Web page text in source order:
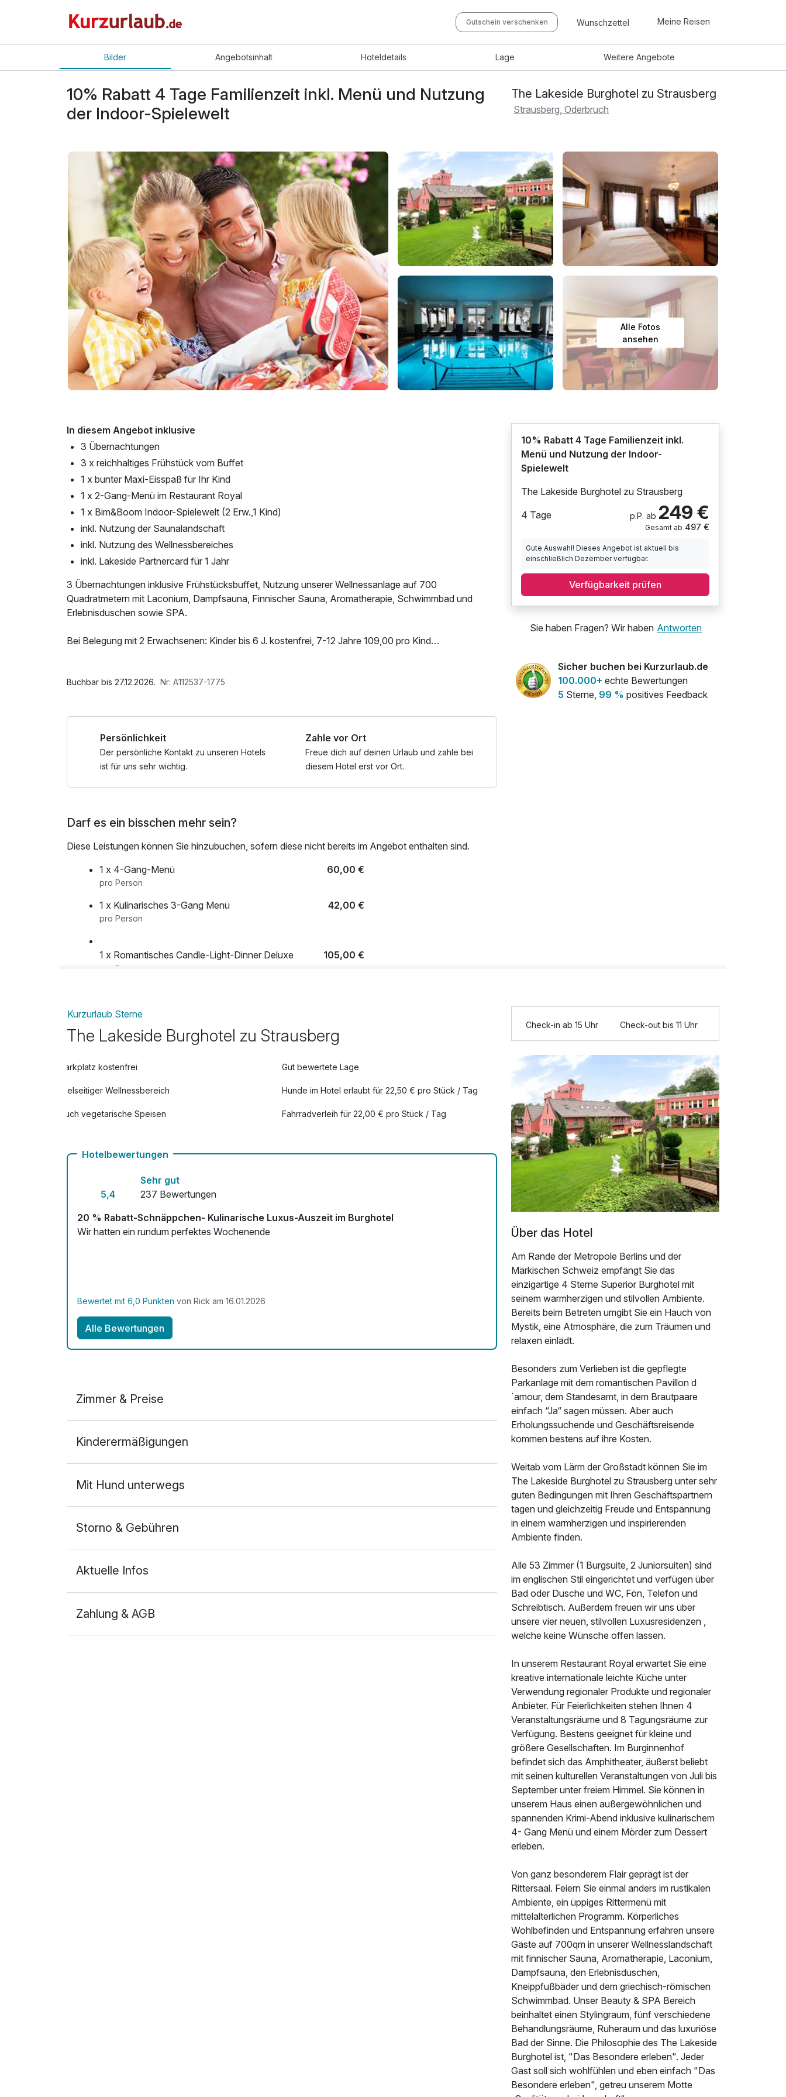
Gutschein verschenken Wunschzettel Meine Reisen
Bilder Angebotsinhalt Hoteldetails Lage WeitereAngebote
10% Rabatt 4 Tage Familienzeit inkl. Menü und Nutzung
der Indoor-Spielewelt
The Lakeside Burghotel zu Strausberg
Strausberg, Oderbruch
Alle Fotos
ansehen
In diesem Angebot inklusive
3 Übernachtungen
3 x reichhaltiges Frühstück vom Buffet
1 x bunter Maxi-Eisspaß für Ihr Kind
1 x 2-Gang-Menü im Restaurant Royal
1 x Bim&Boom Indoor-Spielewelt (2 Erw.,1 Kind)
inkl. Nutzung der Saunalandschaft
inkl. Nutzung des Wellnessbereiches
inkl. Lakeside Partnercard für 1 Jahr
3 Übernachtungen inklusive Frühstücksbuffet, Nutzung unserer Wellnessanlage auf 700
Quadratmetern mit Laconium, Dampfsauna, Finnischer Sauna, Aromatherapie, Schwimmbad und
Erlebnisduschen sowie SPA.
Bei Belegung mit 2 Erwachsenen: Kinder bis 6 J. kostenfrei, 7-12 Jahre 109,00 pro Kind
Rezeption wird sich diesbezüglich mit Ihnen in Verbindung setzen.
Liebe Gäste, möchten Sie Termine für Wellness-Behandlungen individuell abstimmen, so bitten wir um
eine kurze Kontaktaufnahme per Mail oder Telefonisch.
Saunabenutzung, Saunatuch, Leihbademantel, Parkplatz, Nutzung des Wellnessbereichs, W-LAN
Buchbar bis 27.12.2026. Nr: A112537-1775
Persönlichkeit
Der persönliche Kontakt zu unseren Hotels
ist für uns sehr wichtig.
Zahle vor Ort
Freue dich auf deinen Urlaub und zahle bei
diesem Hotel erst vor Ort.
Darf es ein bisschen mehr sein?
Diese Leistungen können Sie hinzubuchen, sofern diese nicht bereits im Angebot enthalten sind.
1 x 4-Gang-Menü
60,00 €
pro Person
1 x Kulinarisches 3-Gang Menü 42,00 €
pro Person
1 x Romantisches Candle-Light-Dinner Deluxe 105,00 €
pro Person
Fahrrad 22,00 €
Fußmassage
pro Person (30 Minuten)
Rückenmassage
pro Person (25 Minuten)
10% Rabatt 4 Tage Familienzeit inkl.
Menü und Nutzung der Indoor-
Spielewelt
The Lakeside Burghotel zu Strausberg
4 Tage
p.P. ab 249 €
Gesamt ab 497 €
Gute Auswahl! Dieses Angebot ist aktuell bis
einschließlich Dezember verfügbar.
Verfügbarkeit prüfen
Sie haben Fragen? Wir haben Antworten
Sicher buchen bei Kurzurlaub.de
100.000+ echte Bewertungen
5 Sterne, 99 % positives Feedback
Kurzurlaub Sterne
The Lakeside Burghotel zu Strausberg
Parkplatz kostenfrei Gut bewertete Lage
Vielseitiger Wellnessbereich Hunde im Hotel erlaubt für 22,50 € pro Stück / Tag
Auch vegetarische Speisen Fahrradverleih für 22,00 € pro Stück / Tag
Mit Hotelbar
Hotelbewertungen
5,4
Sehr gut
237 Bewertungen
20 % Rabatt-Schnäppchen- Kulinarische Luxus-Auszeit im Burghotel
Wir hatten ein rundum perfektes Wochenende
Bewertet mit 6,0 Punkten von Rick am 16.01.2026
Alle Bewertungen
Zimmer & Preise
2 Erwachsene und 2 Kinder
Kinderermäßigungen
Mit Hund unterwegs
Storno & Gebühren
Aktuelle Infos
Zahlung & AGB
Check-in ab 15 Uhr Check-out bis 11 Uhr
Über das Hotel
Am Rande der Metropole Berlins und der
Märkischen Schweiz empfängt Sie das
einzigartige 4 Sterne Superior Burghotel mit
seinem warmherzigen und stilvollen Ambiente.
Bereits beim Betreten umgibt Sie ein Hauch von
Mystik, eine Atmosphäre, die zum Träumen und
relaxen einlädt.
Besonders zum Verlieben ist die gepflegte
Parkanlage mit dem romantischen Pavillon d
´amour, dem Standesamt, in dem Brautpaare
einfach “Ja“ sagen müssen. Aber auch
Erholungssuchende und Geschäftsreisende
kommen bestens auf ihre Kosten.
Weitab vom Lärm der Großstadt können Sie im
The Lakeside Burghotel zu Strausberg unter sehr
guten Bedingungen mit Ihren Geschäftspartnern
tagen und gleichzeitig Freude und Entspannung
in einem warmherzigen und inspirierenden
Ambiente finden.
Alle 53 Zimmer (1 Burgsuite, 2 Juniorsuiten) sind
im englischen Stil eingerichtet und verfügen über
Bad oder Dusche und WC, Fön, Telefon und
Schreibtisch. Außerdem freuen wir uns über
unsere vier neuen, stilvollen Luxusresidenzen ,
welche keine Wünsche offen lassen.
In unserem Restaurant Royal erwartet Sie eine
kreative internationale leichte Küche unter
Verwendung regionaler Produkte und regionaler
Anbieter. Für Feierlichkeiten stehen Ihnen 4
Veranstaltungsräume und 8 Tagungsräume zur
Verfügung. Bestens geeignet für kleine und
größere Gesellschaften. Im Burginnenhof
befindet sich das Amphitheater, äußerst beliebt
mit seinen kulturellen Veranstaltungen von Juli bis
September unter freiem Himmel. Sie können in
unserem Haus einen außergewöhnlichen und
spannenden Krimi-Abend inklusive kulinarischem
4- Gang Menü und einem Mörder zum Dessert
erleben.
Von ganz besonderem Flair geprägt ist der
Rittersaal. Feiern Sie einmal anders im rustikalen
Ambiente, ein üppiges Rittermenü mit
mittelalterlichen Programm. Körperliches
Wohlbefinden und Entspannung erfahren unsere
Gäste auf 700qm in unserer Wellnesslandschaft
mit finnischer Sauna, Aromatherapie, Laconium,
Dampfsauna, den Erlebnisduschen,
Kneippfußbäder und dem griechisch-römischen
Schwimmbad. Unser Beauty & SPA Bereich
beinhaltet einen Stylingraum, fünf verschiedene
Behandlungsräume, Ruheraum und das luxuriöse
Bad der Sinne. Die Philosophie des The Lakeside
Burghotel ist, "Das Besondere erleben". Jeder
Gast soll sich wohlfühlen und eben einfach "Das
Besondere erleben", getreu unserem Motte